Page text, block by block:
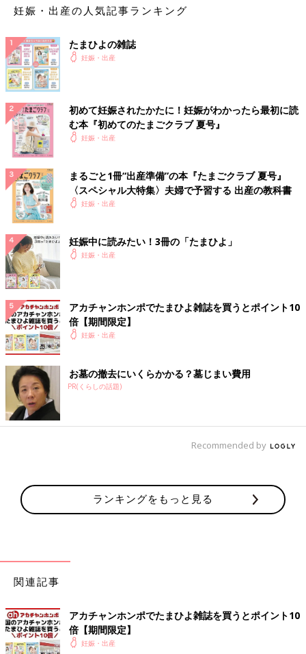
妊娠・出産の人気記事ランキング
たまひよの雑誌
妊娠・出産
初めて妊娠されたかたに！妊娠がわかったら最初に読
む本『初めてのたまごクラブ 夏号』
妊娠・出産
まるごと1冊“出産準備”の本『たまごクラブ 夏号』
〈スペシャル大特集〉夫婦で予習する 出産の教科書
妊娠・出産
妊娠中に読みたい！3冊の「たまひよ」
妊娠・出産
アカチャンホンポでたまひよ雑誌を買うとポイント10
倍【期間限定】
妊娠・出産
お墓の撤去にいくらかかる？墓じまい費用
PR(くらしの話題)
Recommended by
ランキングをもっと見る
関連記事
アカチャンホンポでたまひよ雑誌を買うとポイント10
倍【期間限定】
妊娠・出産